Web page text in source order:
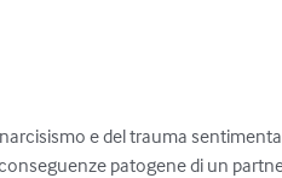
e del trauma
patogene di un